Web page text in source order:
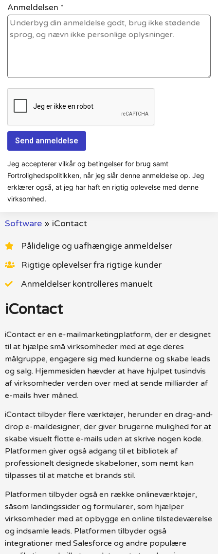
Anmeldelsen *
Jeg accepterer vilkår og betingelser for brug samt
Fortrolighedspolitikken, når jeg slår denne anmeldelse op. Jeg
erklærer også, at jeg har haft en rigtig oplevelse med denne
virksomhed.
Software » iContact
Pålidelige og uafhængige anmeldelser
Rigtige oplevelser fra rigtige kunder
Anmeldelser kontrolleres manuelt
iContact
iContact er en e-mailmarketingplatform, der er designet
til at hjælpe små virksomheder med at øge deres
målgruppe, engagere sig med kunderne og skabe leads
og salg. Hjemmesiden hævder at have hjulpet tusindvis
af virksomheder verden over med at sende milliarder af
e-mails hver måned.
iContact tilbyder flere værktøjer, herunder en drag-and-
drop e-maildesigner, der giver brugerne mulighed for at
skabe visuelt flotte e-mails uden at skrive nogen kode.
Platformen giver også adgang til et bibliotek af
professionelt designede skabeloner, som nemt kan
tilpasses til at matche et brands stil.
Platformen tilbyder også en række onlineværktøjer,
såsom landingssider og formularer, som hjælper
virksomheder med at opbygge en online tilstedeværelse
og indsamle leads. Platformen tilbyder også
integrationer med Salesforce og andre populære